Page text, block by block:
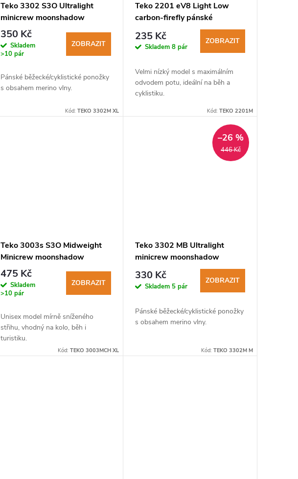
Teko 3302 S3O Ultralight
minicrew moonshadow
pánské běžecké ponožky
350 Kč
Skladem
>10 pár
ZOBRAZIT
Pánské běžecké/cyklistické ponožky
s obsahem merino vlny.
Kód: TEKO 3302M XL
Teko 2201 eV8 Light Low
carbon-firefly pánské
cyklistické ponožky
235 Kč
Skladem 8 pár
ZOBRAZIT
Velmi nízký model s maximálním
odvodem potu, ideální na běh a
cyklistiku.
Kód: TEKO 2201M
Teko 3003s S3O Midweight
Minicrew moonshadow
turistické ponožky
475 Kč
Skladem
>10 pár
ZOBRAZIT
Unisex model mírně sníženého
střihu, vhodný na kolo, běh i
turistiku.
Kód: TEKO 3003MCH XL
446 Kč
–26 %
Teko 3302 MB Ultralight
minicrew moonshadow
pánské běžecké ponožky
330 Kč
Skladem 5 pár
ZOBRAZIT
Pánské běžecké/cyklistické ponožky
s obsahem merino vlny.
Kód: TEKO 3302M M